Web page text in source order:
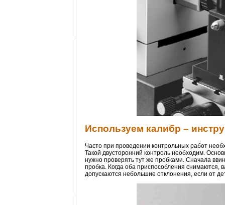
Используем калибр –
Часто при проведении контрольных работ
Такой двусторонний контроль необходим.
нужно проверять тут же пробками. Сначала
пробка. Когда оба приспособления снимаются,
допускаются небольшие отклонения, если от